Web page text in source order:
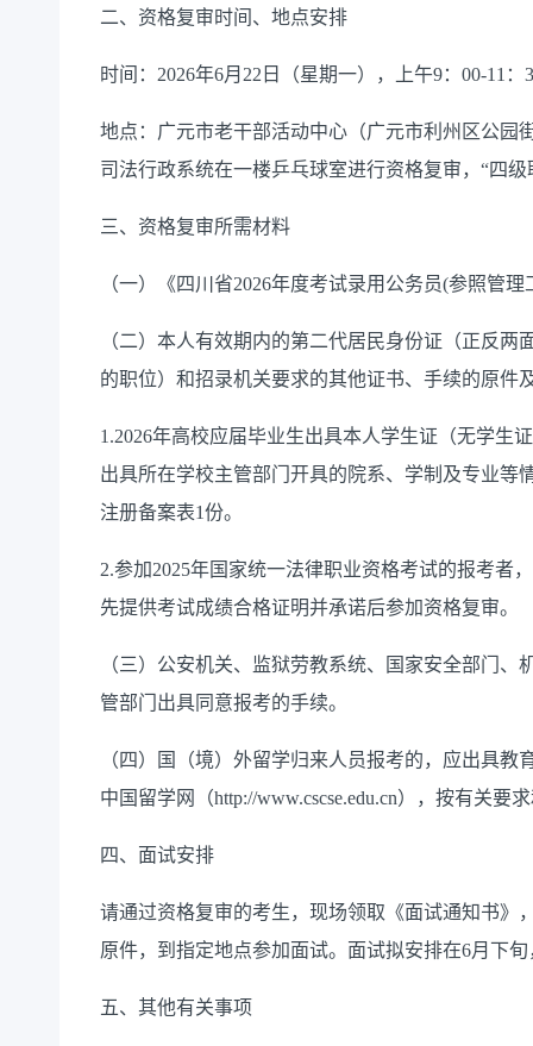
二、资格复审时间、地点安排
时间：2026年6月22日（星期一），上午9：00-11：
地点：广元市老干部活动中心（广元市利州区公园
司法行政系统在一楼乒乓球室进行资格复审，“四
三、资格复审所需材料
（一）《四川省2026年度考试录用公务员(参照管
（二）本人有效期内的第二代居民身份证（正反
的职位）和招录机关要求的其他证书、手续的原件
1.2026年高校应届毕业生出具本人学生证（无学生
出具所在学校主管部门开具的院系、学制及专业等
注册备案表1份。
2.参加2025年国家统一法律职业资格考试的报考者
先提供考试成绩合格证明并承诺后参加资格复审。
（三）公安机关、监狱劳教系统、国家安全部门
管部门出具同意报考的手续。
（四）国（境）外留学归来人员报考的，应出具
中国留学网（http://www.cscse.edu.cn），按有关要
四、面试安排
请通过资格复审的考生，现场领取《面试通知书》
原件，到指定地点参加面试。面试拟安排在6月下
五、其他有关事项